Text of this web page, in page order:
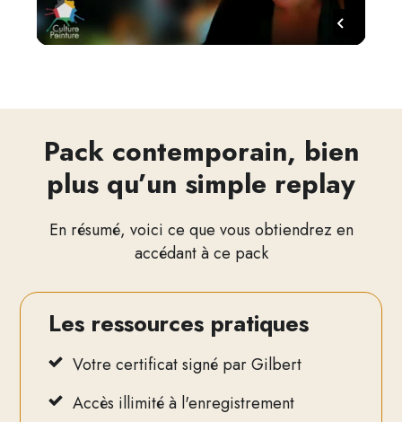
Pack contemporain, bien
plus qu’un simple replay
En résumé, voici ce que vous obtiendrez en
accédant à ce pack
Les ressources pratiques
Votre certificat signé par Gilbert
Accès illimité à l'enregistrement